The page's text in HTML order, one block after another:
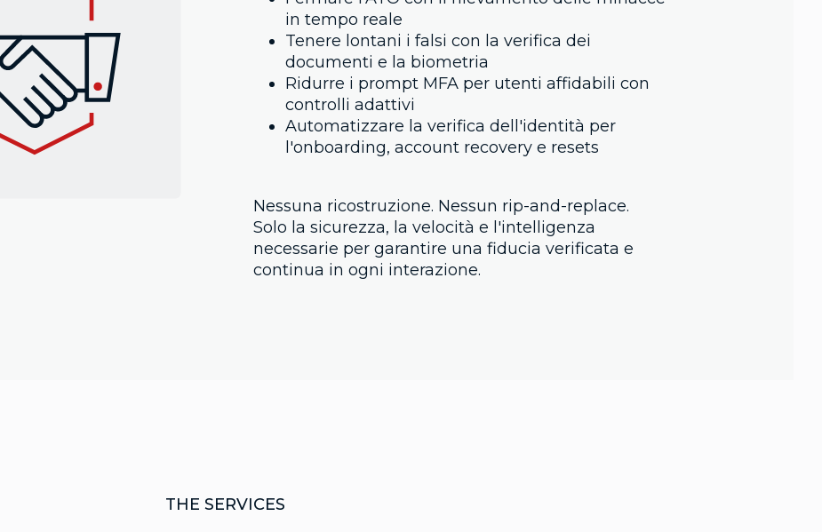
in tempo reale
Tenere lontani i falsi con la verifica dei
documenti e la biometria
Ridurre i prompt MFA per utenti affidabili con
controlli adattivi
Automatizzare la verifica dell'identità per
l'onboarding, account recovery e resets
Nessuna ricostruzione. Nessun rip-and-replace.
Solo la sicurezza, la velocità e l'intelligenza
necessarie per garantire una fiducia verificata e
continua in ogni interazione.
THE SERVICES